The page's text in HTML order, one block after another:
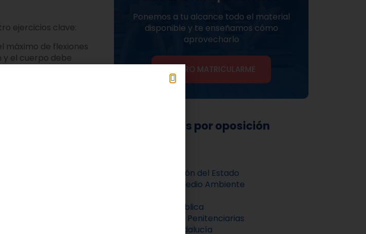
ejercicios clave:
máximo de flexiones
y el cuerpo debe
desviación
Ponemos a tu alcance todo el material
disponible y te enseñamos cómo
aprovecharlo
QUIERO MATRICULARME
Mas entradas por oposición
Administración del Estado
Agente de Medio Ambiente
Hacienda Pública
Instituciones Penitenciarias
Junta de Andalucía